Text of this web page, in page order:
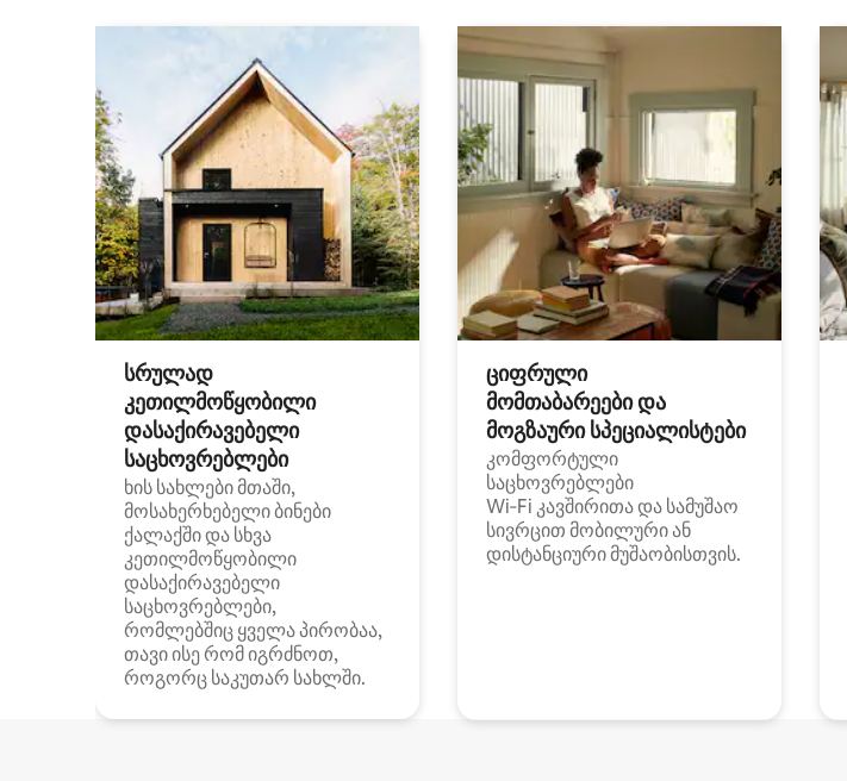
სრულად
კეთილმოწყობილი
დასაქირავებელი
საცხოვრებლები
ხის სახლები მთაში,
მოსახერხებელი ბინები
ქალაქში და სხვა
კეთილმოწყობილი
დასაქირავებელი
საცხოვრებლები,
რომლებშიც ყველა პირობაა,
თავი ისე რომ იგრძნოთ,
როგორც საკუთარ სახლში.
ციფრული
მომთაბარეები და
მოგზაური სპეციალისტები
კომფორტული
საცხოვრებლები
Wi‑Fi კავშირითა და სამუშაო
სივრცით მობილური ან
დისტანციური მუშაობისთვის.